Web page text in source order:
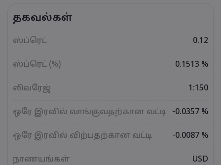
US-EU Relations: Russia Sanctions Unite
Emma Rose
BOJ Warns of Japan Stock Market
தகவல்கள்
ஸ்ப்ரெட் 0.12
ஸ்ப்ரெட் (%) 0.1513 %
லிவரேஜ் 1:150
ஒரே இரவில் வாங்குவதற்கான வட்டி -0.0357 %
ஒரே இரவில் விற்பதற்கான வட்டி -0.0087 %
நாணயங்கள் USD